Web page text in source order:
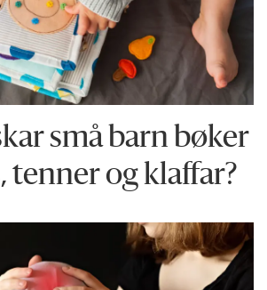
små barn bøker
tenner og klaffar?